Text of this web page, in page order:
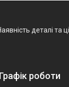
деталі
Графік роботи